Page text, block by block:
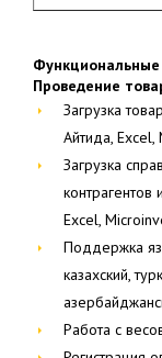
Проведение
Загрузка
Айтида,
Загрузка
контрагентов
Excel,
Поддержка
казахский,
Работа с